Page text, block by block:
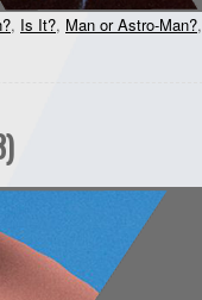
, Is It?, Man or Astro-Man?,